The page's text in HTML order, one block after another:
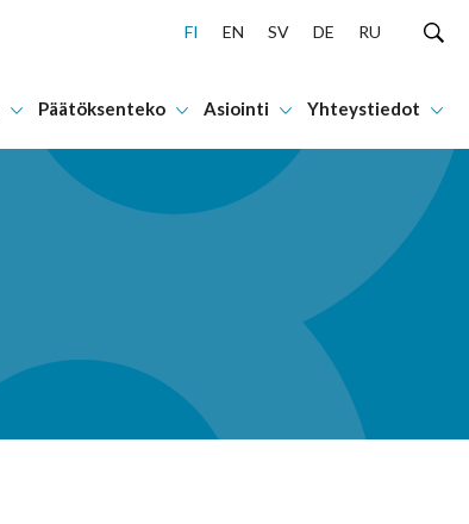
FI EN SV DE RU
Päätöksenteko Asiointi Yhteystiedot